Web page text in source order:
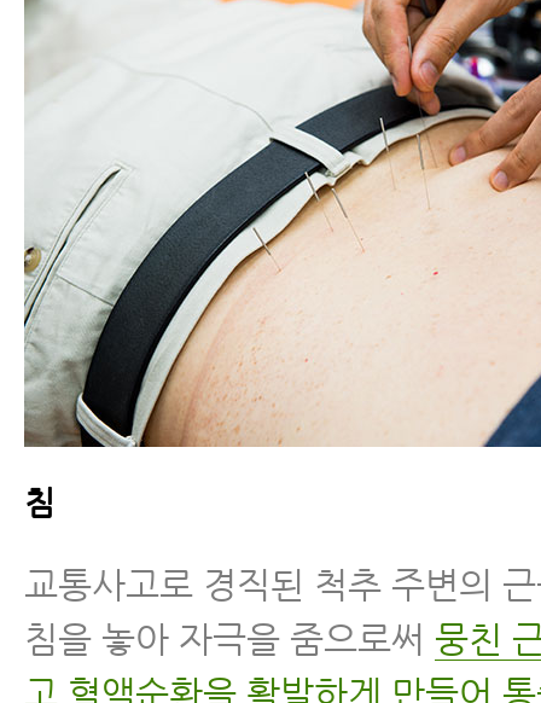
침
교통사고로 경직된 척추 주변의
침을 놓아 자극을 줌으로써 뭉친